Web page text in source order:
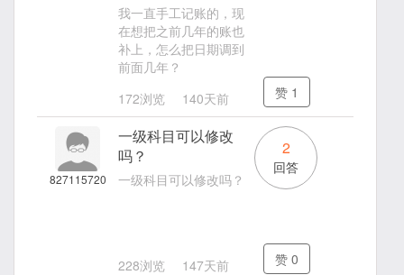
我一直手工记账的，现
在想把之前几年的账也
补上，怎么把日期调到
前面几年？
172浏览
140天前 赞 1
827115720
一级科目可以修改
吗？
一级科目可以修改吗？
228浏览 147天前
2
回答
赞 0